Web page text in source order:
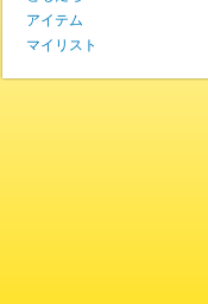
アイテム
マイリスト